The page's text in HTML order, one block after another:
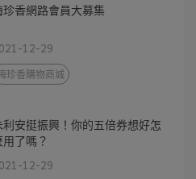
珍香網路會員大募集
12-29
珍香購物商城
利安挺振興！你的五倍券想好怎
用了嗎？
12-29